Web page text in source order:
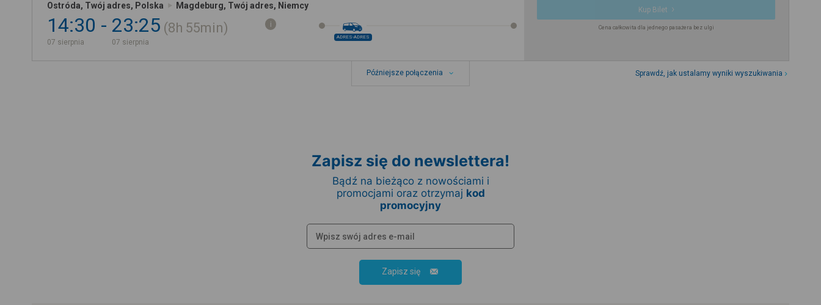
Ostróda, Twój adres, Polska Magdeburg, Twój adres, Niemcy
14:30
07 sierpnia
23:25
07 sierpnia
8h 55min
ADRES-ADRES
Kup Bilet
Cena całkowita dla jednego pasażera bez ulgi
Późniejsze połączenia Sprawdź, jak ustalamy wyniki wyszukiwania
Zapisz się do newslettera!
Bądź na bieżąco z nowościami i
promocjami oraz otrzymaj kod
promocyjny
Zapisz się